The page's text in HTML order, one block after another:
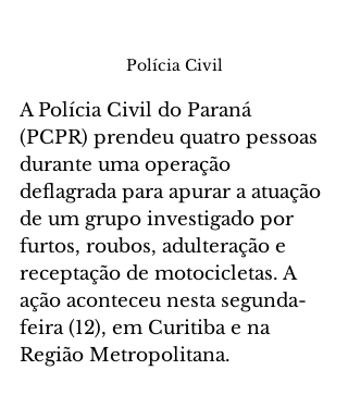
Polícia Civil
A Polícia Civil do Paraná
(PCPR) prendeu quatro pessoas
durante uma operação
deflagrada para apurar a atuação
de um grupo investigado por
furtos, roubos, adulteração e
receptação de motocicletas. A
ação aconteceu nesta segunda-
feira (12), em Curitiba e na
Região Metropolitana.